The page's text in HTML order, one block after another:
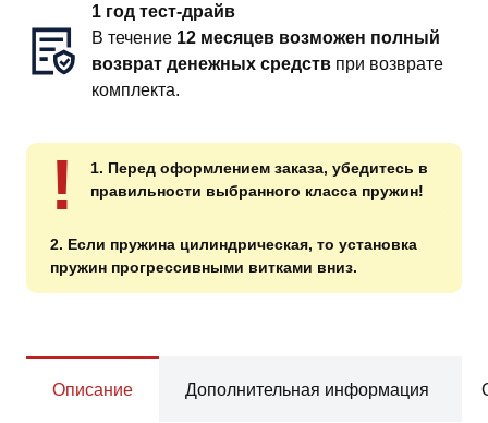
1 год тест-драйв
В течение 12 месяцев возможен полный
возврат денежных средств при возврате
комплекта.
!
1. Перед оформлением заказа, убедитесь в
правильности выбранного класса пружин!
2. Если пружина цилиндрическая, то установка
пружин прогрессивными витками вниз.
Описание Дополнительная информация